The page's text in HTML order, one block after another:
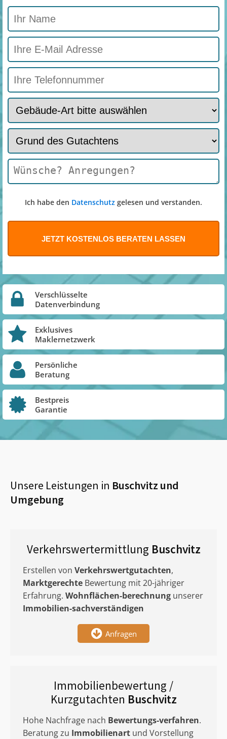
Ich habe den Datenschutz gelesen und verstanden.
Verschlüsselte
Datenverbindung
Exklusives
Maklernetzwerk
Persönliche
Beratung
Bestpreis
Garantie
Unsere Leistungen in Buschvitz und
Umgebung
Verkehrswertermittlung Buschvitz
Erstellen von Verkehrswertgutachten,
Marktgerechte Bewertung mit 20-jähriger
Erfahrung. Wohnflächen-berechnung unserer
Immobilien-sachverständigen
Anfragen
Immobilienbewertung /
Kurzgutachten Buschvitz
Hohe Nachfrage nach Bewertungs-verfahren.
Beratung zu Immobilienart und Vorstellung